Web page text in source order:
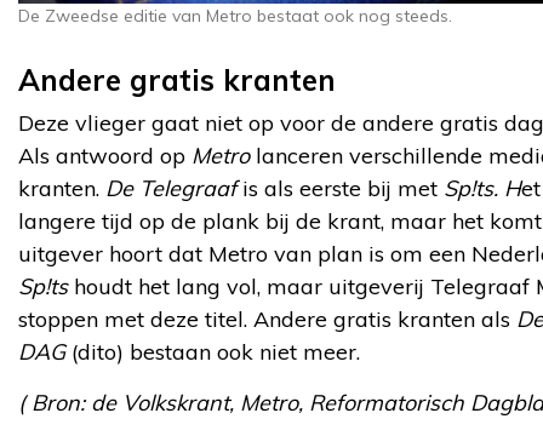
De Zweedse editie van Metro bestaat ook nog steeds.
Andere gratis kranten
Deze vlieger gaat niet op voor de andere gratis
Als antwoord op Metrolanceren verschillende
kranten. De Telegraafis als eerste bij met Sp!ts. H
langere tijd op de plank bij de krant, maar het
uitgever hoort dat Metro van plan is om een
Sp!ts houdt het lang vol, maar uitgeverij Telegraaf
stoppen met deze titel. Andere gratis kranten als
DAG(dito) bestaan ook niet meer.
( Bron: de Volkskrant, Metro, Reformatorisch